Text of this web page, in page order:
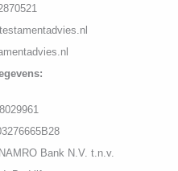
Bank N.V. t.n.v.